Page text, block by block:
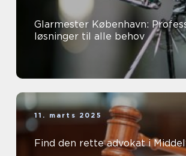
Glarmester København:
løsninger til alle behov
11. marts 2025
Find den rette advokat i